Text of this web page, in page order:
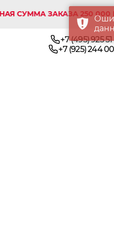
ЗАКАЗА 250 000
+7 (495) 925
+7 (925) 244